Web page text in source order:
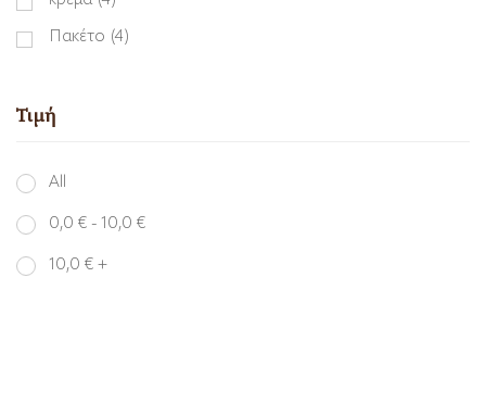
Πακέτο (4)
Τιμή
All
0,0 € - 10,0 €
10,0 € +